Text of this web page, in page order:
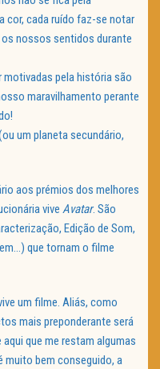
cor, cada ruído faz-se notar
nossos sentidos durante
pela história são
maravilhamento perante
um planeta secundário,
aos prémios dos melhores
vive Avatar. São
Edição de Som,
que tornam o filme
um filme. Aliás, como
mais preponderante será
que me restam algumas
muito bem conseguido, a